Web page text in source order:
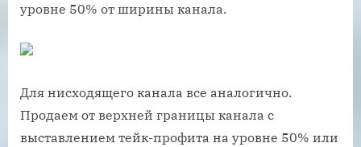
уровне 50% от ширины канала.
Для нисходящего канала все аналогично.
Продаем от верхней границы канала с
выставлением тейк-профита на уровне 50% или